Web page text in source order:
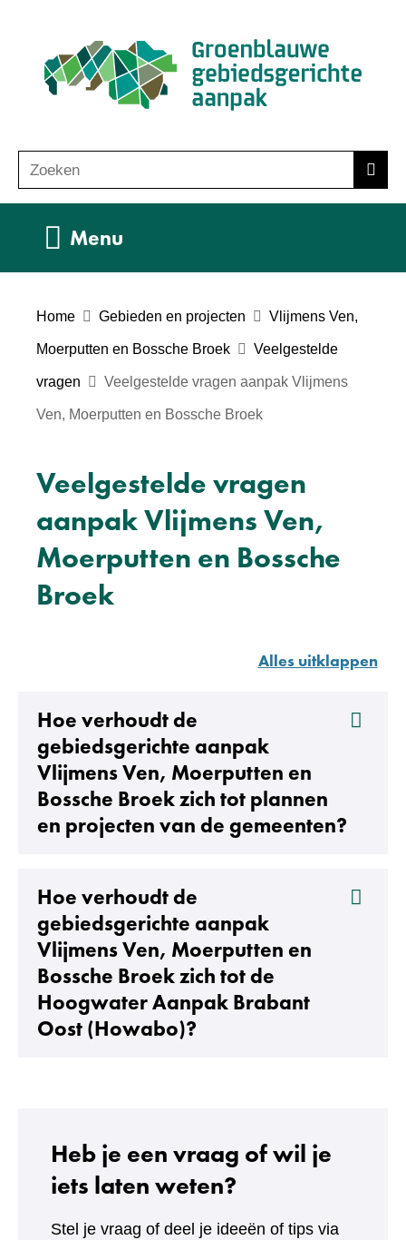
naar
de
inhoud
o
e
Zoeken
Menu
Home Gebieden en projecten Vlijmens Ven,
Moerputten en Bossche Broek Veelgestelde
vragen Veelgestelde vragen aanpak Vlijmens
Ven, Moerputten en Bossche Broek
Veelgestelde vragen
aanpak Vlijmens Ven,
Moerputten en Bossche
Broek
Alles uitklappen
Hoe verhoudt de
gebiedsgerichte aanpak
Vlijmens Ven, Moerputten en
Bossche Broek zich tot plannen
en projecten van de gemeenten?
Hoe verhoudt de
gebiedsgerichte aanpak
Vlijmens Ven, Moerputten en
Bossche Broek zich tot de
Hoogwater Aanpak Brabant
Oost (Howabo)?
Heb je een vraag of wil je
iets laten weten?
Stel je vraag of deel je ideeën of tips via